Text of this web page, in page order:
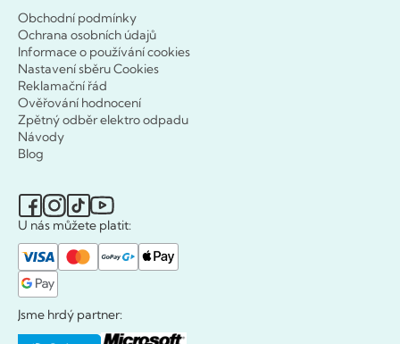
Obchodní podmínky
Ochrana osobních údajů
Informace o používání cookies
Nastavení sběru Cookies
Reklamační řád
Ověřování hodnocení
Zpětný odběr elektro odpadu
Návody
Blog
U nás můžete platit:
Jsme hrdý partner: